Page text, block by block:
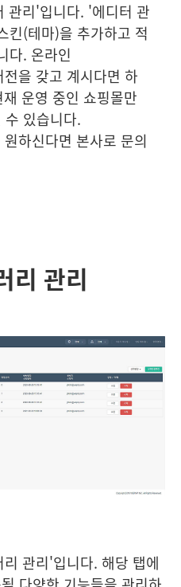
'입니다. '에디터 관
킨(테마)을 추가하고 적
다. 온라인
갖고 계시다면 하
운영 중인 쇼핑몰만
있습니다.
원하신다면 본사로 문의
관리
리'입니다. 해당 탭에